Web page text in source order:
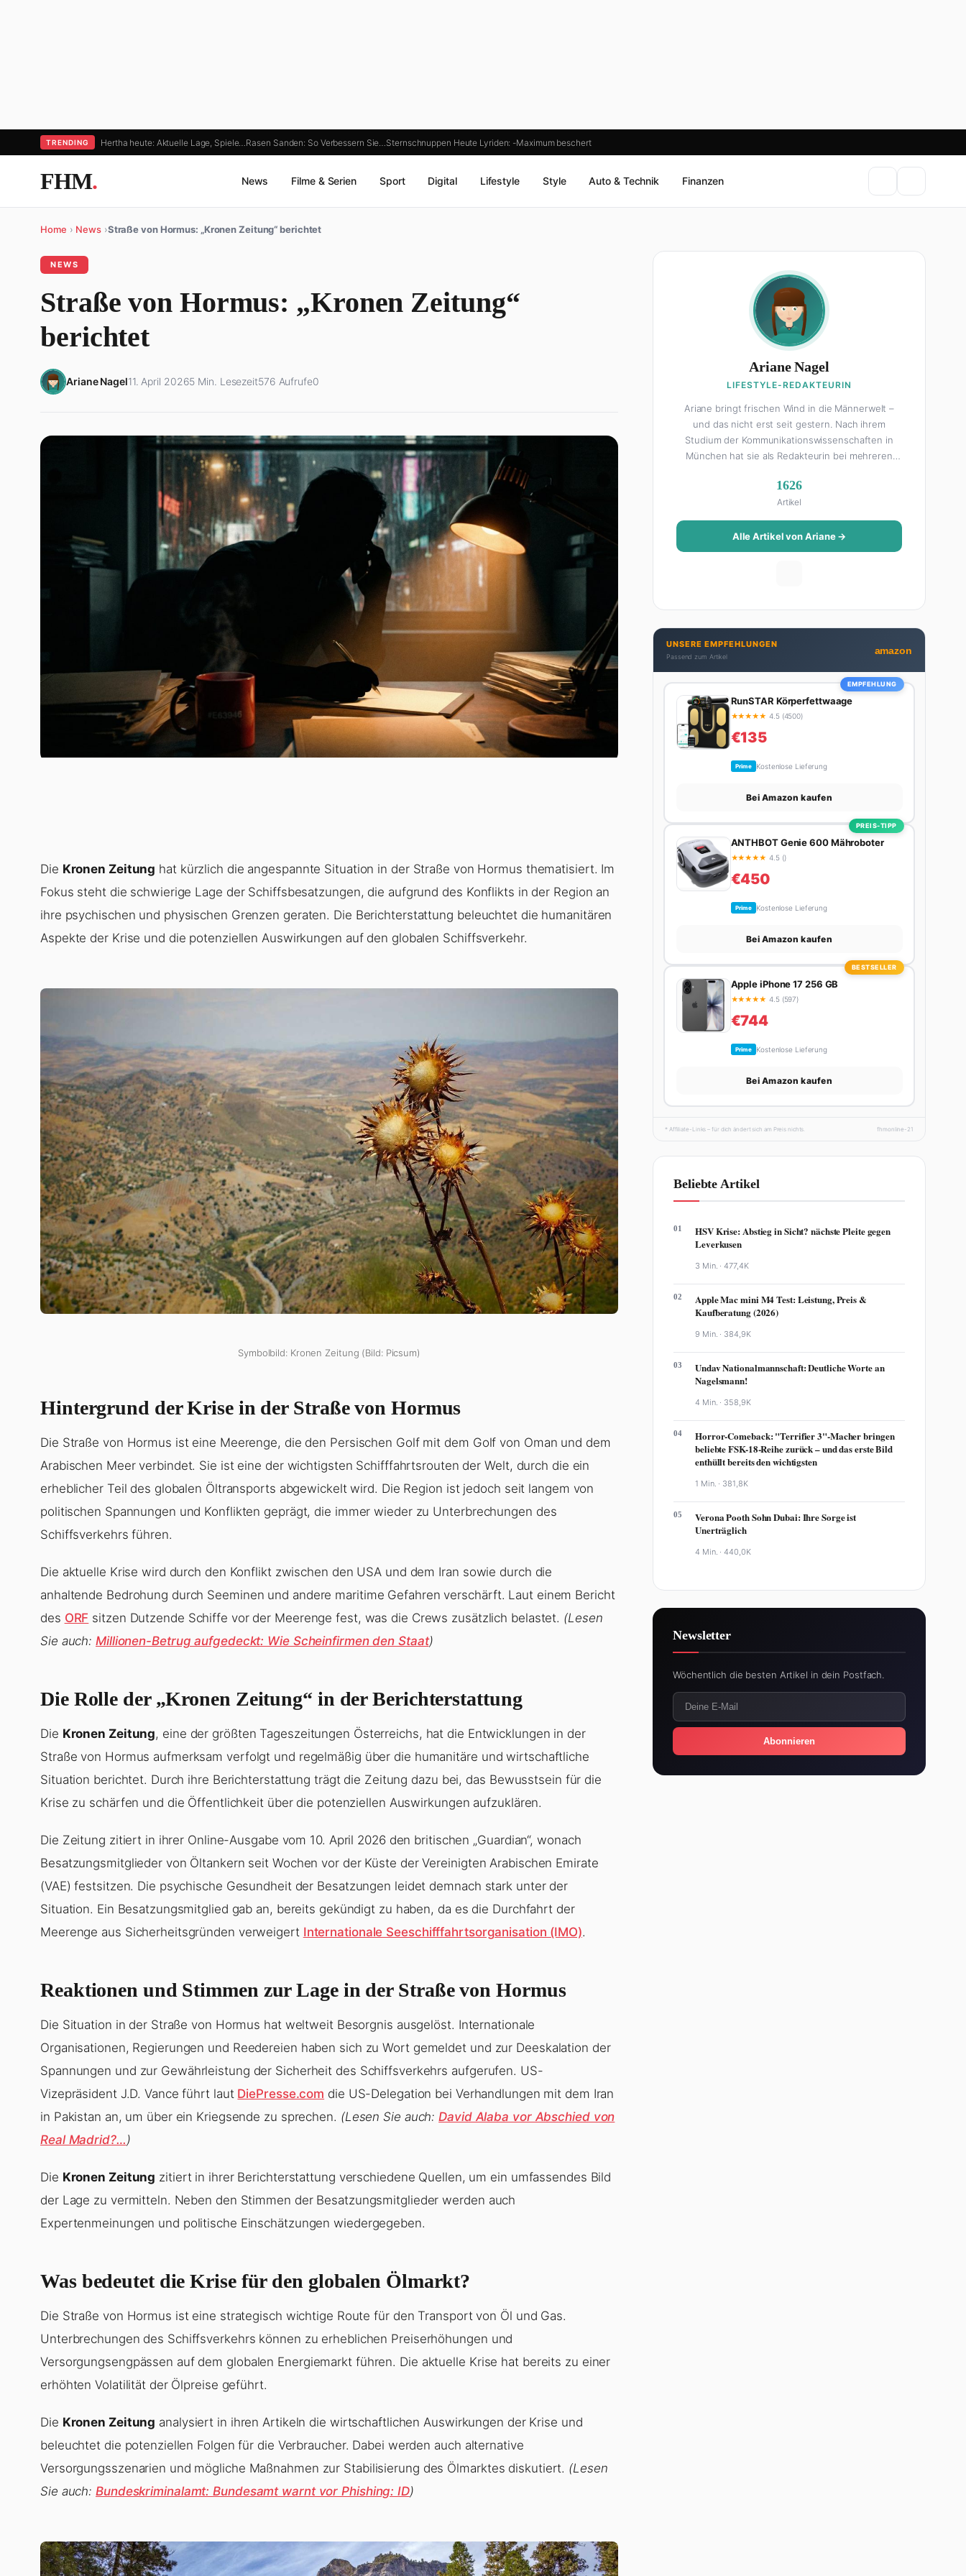
TRENDING Hertha heute: Aktuelle Lage, Spiele… Rasen Sanden: So Verbessern Sie… Sternschnuppen Heute Lyriden: -Maximum beschert
FHM. News Filme & Serien Sport Digital Lifestyle Style Auto & Technik Finanzen
Home › News ›Straße von Hormus: „Kronen Zeitung“ berichtet
NEWS
Straße von Hormus: „Kronen Zeitung“
berichtet
Ariane Nagel11. April 20265 Min. Lesezeit576 Aufrufe0
Die Kronen Zeitung hat kürzlich die angespannte Situation in der Straße von Hormus thematisiert. Im
Fokus steht die schwierige Lage der Schiffsbesatzungen, die aufgrund des Konflikts in der Region an
ihre psychischen und physischen Grenzen geraten. Die Berichterstattung beleuchtet die humanitären
Aspekte der Krise und die potenziellen Auswirkungen auf den globalen Schiffsverkehr.
Symbolbild: Kronen Zeitung (Bild: Picsum)
Hintergrund der Krise in der Straße von Hormus
Die Straße von Hormus ist eine Meerenge, die den Persischen Golf mit dem Golf von Oman und dem
Arabischen Meer verbindet. Sie ist eine der wichtigsten Schifffahrtsrouten der Welt, durch die ein
erheblicher Teil des globalen Öltransports abgewickelt wird. Die Region ist jedoch seit langem von
politischen Spannungen und Konflikten geprägt, die immer wieder zu Unterbrechungen des
Schiffsverkehrs führen.
Die aktuelle Krise wird durch den Konflikt zwischen den USA und dem Iran sowie durch die
anhaltende Bedrohung durch Seeminen und andere maritime Gefahren verschärft. Laut einem Bericht
des ORF sitzen Dutzende Schiffe vor der Meerenge fest, was die Crews zusätzlich belastet. (Lesen
Sie auch:Millionen-Betrug aufgedeckt: Wie Scheinfirmen den Staat)
Die Rolle der „Kronen Zeitung“ in der Berichterstattung
Die Kronen Zeitung, eine der größten Tageszeitungen Österreichs, hat die Entwicklungen in der
Straße von Hormus aufmerksam verfolgt und regelmäßig über die humanitäre und wirtschaftliche
Situation berichtet. Durch ihre Berichterstattung trägt die Zeitung dazu bei, das Bewusstsein für die
Krise zu schärfen und die Öffentlichkeit über die potenziellen Auswirkungen aufzuklären.
Die Zeitung zitiert in ihrer Online-Ausgabe vom 10. April 2026 den britischen „Guardian“, wonach
Besatzungsmitglieder von Öltankern seit Wochen vor der Küste der Vereinigten Arabischen Emirate
(VAE) festsitzen. Die psychische Gesundheit der Besatzungen leidet demnach stark unter der
Situation. Ein Besatzungsmitglied gab an, bereits gekündigt zu haben, da es die Durchfahrt der
Meerenge aus Sicherheitsgründen verweigert Internationale Seeschifffahrtsorganisation (IMO).
Reaktionen und Stimmen zur Lage in der Straße von Hormus
Die Situation in der Straße von Hormus hat weltweit Besorgnis ausgelöst. Internationale
Organisationen, Regierungen und Reedereien haben sich zu Wort gemeldet und zur Deeskalation der
Spannungen und zur Gewährleistung der Sicherheit des Schiffsverkehrs aufgerufen. US-
Vizepräsident J.D. Vance führt laut DiePresse.com die US-Delegation bei Verhandlungen mit dem Iran
in Pakistan an, um über ein Kriegsende zu sprechen. (Lesen Sie auch:David Alaba vor Abschied von
Real Madrid?… )
Die Kronen Zeitung zitiert in ihrer Berichterstattung verschiedene Quellen, um ein umfassendes Bild
der Lage zu vermitteln. Neben den Stimmen der Besatzungsmitglieder werden auch
Expertenmeinungen und politische Einschätzungen wiedergegeben.
Was bedeutet die Krise für den globalen Ölmarkt?
Die Straße von Hormus ist eine strategisch wichtige Route für den Transport von Öl und Gas.
Unterbrechungen des Schiffsverkehrs können zu erheblichen Preiserhöhungen und
Versorgungsengpässen auf dem globalen Energiemarkt führen. Die aktuelle Krise hat bereits zu einer
erhöhten Volatilität der Ölpreise geführt.
Die Kronen Zeitung analysiert in ihren Artikeln die wirtschaftlichen Auswirkungen der Krise und
beleuchtet die potenziellen Folgen für die Verbraucher. Dabei werden auch alternative
Versorgungsszenarien und mögliche Maßnahmen zur Stabilisierung des Ölmarktes diskutiert. (Lesen
Sie auch:Bundeskriminalamt: Bundesamt warnt vor Phishing: ID)
Ariane Nagel
LIFESTYLE-REDAKTEURIN
Ariane bringt frischen Wind in die Männerwelt –
und das nicht erst seit gestern. Nach ihrem
Studium der Kommunikationswissenschaften in
München hat sie als Redakteurin bei mehreren
FHM-Team gestoßen ist. Als Lifestyle-Redakteurin
schreibt sie über alles, was das Leben schöner
macht: von Interior Design und Reise-Tipps über
Food-Trends bis hin zu Beziehungsratgebern, die
auch Männer gerne lesen. Ihre Geheimwaffe: Sie
ewigen Suche nach dem besten Brunch-Spot der
Stadt. Ihre Interior-Tipps basieren auf echter
Erfahrung – ihre Wohnung wurde schon zweimal in
Design-Blogs gefeatured.
1626
Artikel
Alle Artikel von Ariane →
UNSERE EMPFEHLUNGEN
Passend zum Artikel
amazon
EMPFEHLUNG
RunSTAR Körperfettwaage
★★★★★ 4.5 (4500)
€135
Prime Kostenlose Lieferung
Bei Amazon kaufen
PREIS-TIPP
ANTHBOT Genie 600 Mähroboter
★★★★★ 4.5 ()
€450
Prime Kostenlose Lieferung
Bei Amazon kaufen
BESTSELLER
Apple iPhone 17 256 GB
★★★★★ 4.5 (597)
€744
Prime Kostenlose Lieferung
Bei Amazon kaufen
* Affiliate-Links – für dich ändert sich am Preis nichts. fhmonline-21
Beliebte Artikel
01
HSV Krise: Abstieg in Sicht? nächste Pleite gegen
Leverkusen
3 Min. ·477,4K
02
Apple Mac mini M4 Test: Leistung, Preis &
Kaufberatung (2026)
9 Min. · 384,9K
03
Undav Nationalmannschaft: Deutliche Worte an
Nagelsmann!
4 Min. · 358,9K
04
Horror-Comeback: "Terrifier 3"-Macher bringen
beliebte FSK-18-Reihe zurück – und das erste Bild
enthüllt bereits den wichtigsten
1 Min. · 381,8K
05
Verona Pooth Sohn Dubai: Ihre Sorge ist
Unerträglich
4 Min. ·440,0K
Newsletter
Wöchentlich die besten Artikel in dein Postfach.
Abonnieren